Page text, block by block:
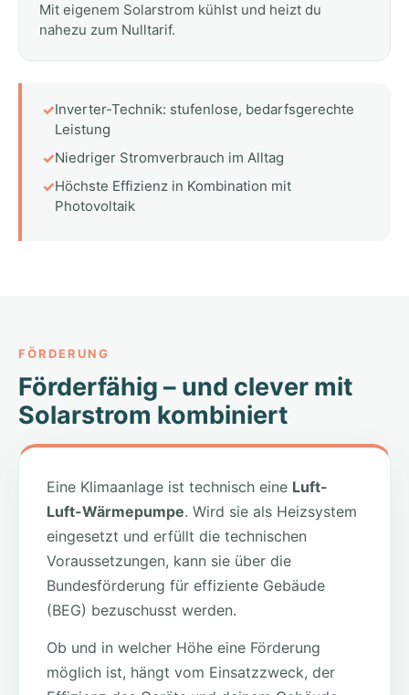
Mit eigenem Solarstrom kühlst und heizt du
nahezu zum Nulltarif.
✓Inverter-Technik: stufenlose, bedarfsgerechte
Leistung
✓Niedriger Stromverbrauch im Alltag
✓Höchste Effizienz in Kombination mit
Photovoltaik
FÖRDERUNG
Förderfähig – und clever mit
Solarstrom kombiniert
Eine Klimaanlage ist technisch eine Luft-
Luft-Wärmepumpe. Wird sie als Heizsystem
eingesetzt und erfüllt die technischen
Voraussetzungen, kann sie über die
Bundesförderung für effiziente Gebäude
(BEG) bezuschusst werden.
Ob und in welcher Höhe eine Förderung
möglich ist, hängt vom Einsatzzweck, der